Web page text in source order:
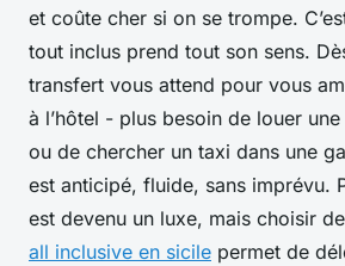
et coûte cher si on se trompe.
tout inclus prend tout son sens.
transfert vous attend pour vous
à l’hôtel - plus besoin de louer
ou de chercher un taxi dans une
est anticipé, fluide, sans imprévu.
est devenu un luxe, mais choisir
all inclusive en sicile permet de